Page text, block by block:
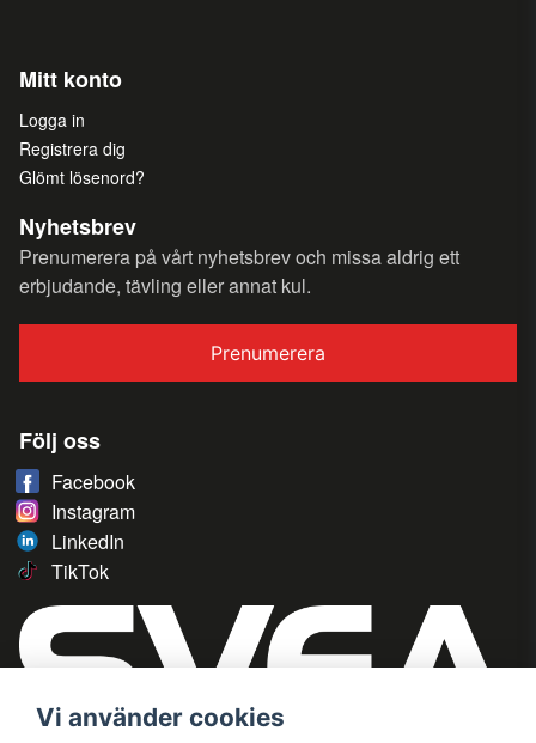
Mitt konto
Logga in
Registrera dig
Glömt lösenord?
Nyhetsbrev
Prenumerera på vårt nyhetsbrev och missa aldrig ett
erbjudande, tävling eller annat kul.
Prenumerera
Följ oss
Facebook
Instagram
LinkedIn
TikTok
Vi använder cookies